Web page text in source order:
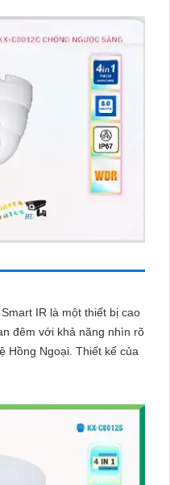
IR là một thiết bị cao
đêm với khả năng nhìn rõ
Thiết kế của